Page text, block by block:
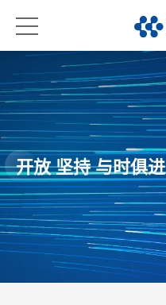
开放 坚持 与时俱进